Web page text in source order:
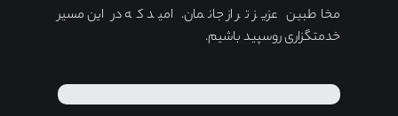
مخاطبین عزیز تر از جانمان. امید که در این مسیر
خدمتگزاری روسپید باشیم.